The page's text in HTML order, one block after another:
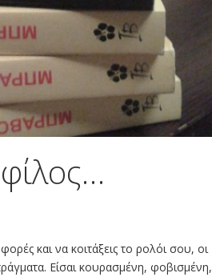
και να κοιτάξεις το ρολόι σου, οι
Είσαι κουρασμένη, φοβισμένη,